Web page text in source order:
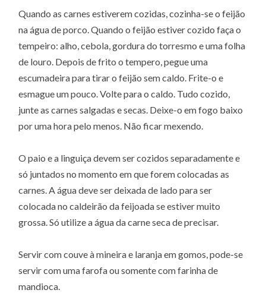
Quando as carnes estiverem cozidas, cozinha-se o feijão
na água de porco. Quando o feijão estiver cozido faça o
tempeiro: alho, cebola, gordura do torresmo e uma folha
de louro. Depois de frito o tempero, pegue uma
escumadeira para tirar o feijão sem caldo. Frite-o e
esmague um pouco. Volte para o caldo. Tudo cozido,
junte as carnes salgadas e secas. Deixe-o em fogo baixo
por uma hora pelo menos. Não ficar mexendo.
O paio e a linguiça devem ser cozidos separadamente e
só juntados no momento em que forem colocadas as
carnes. A água deve ser deixada de lado para ser
colocada no caldeirão da feijoada se estiver muito
grossa. Só utilize a água da carne seca de precisar.
Servir com couve à mineira e laranja em gomos, pode-se
servir com uma farofa ou somente com farinha de
mandioca.